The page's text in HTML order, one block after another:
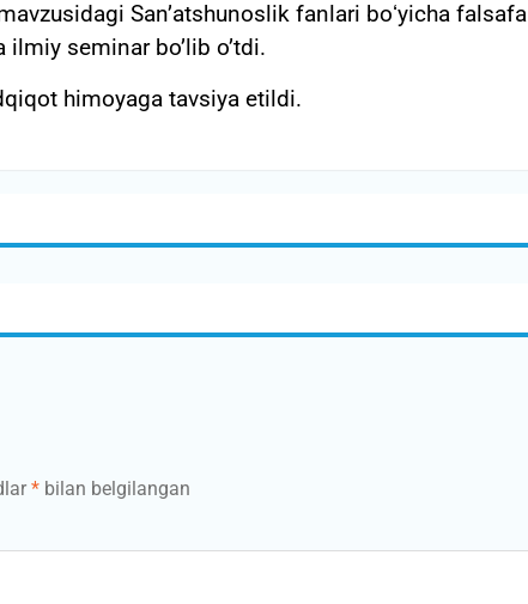
San’atshunoslik fanlari boʻyicha falsafa
seminar bo’lib o’tdi.
himoyaga tavsiya etildi.
* bilan belgilangan